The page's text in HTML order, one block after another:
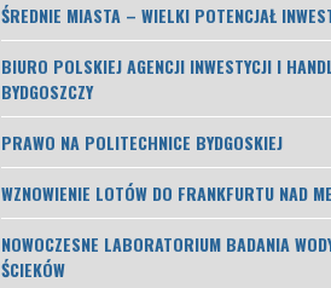
ŚREDNIE MIASTA – WIELKI POTENCJAŁ
BIURO POLSKIEJ AGENCJI INWESTYCJI I
BYDGOSZCZY
PRAWO NA POLITECHNICE BYDGOSKIEJ
WZNOWIENIE LOTÓW DO FRANKFURTU NAD
NOWOCZESNE LABORATORIUM BADANIA
ŚCIEKÓW